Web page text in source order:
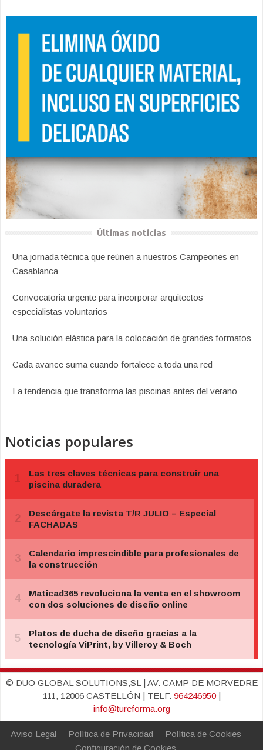
Últimas noticias
Una jornada técnica que reúnen a nuestros Campeones en
Casablanca
Convocatoria urgente para incorporar arquitectos
especialistas voluntarios
Una solución elástica para la colocación de grandes formatos
Cada avance suma cuando fortalece a toda una red
La tendencia que transforma las piscinas antes del verano
Noticias populares
© DUO GLOBAL SOLUTIONS,SL | AV. CAMP DE MORVEDRE
111, 12006 CASTELLÓN | TELF. 964246950|
info@tureforma.org
Aviso Legal Política de Privacidad
Política de Cookies
Configuración de Cookies